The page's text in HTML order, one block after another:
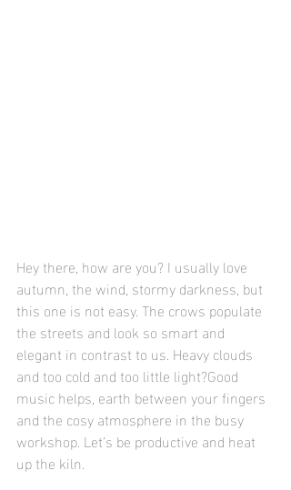
Hey there, how are you? I usually love
autumn, the wind, stormy darkness, but
this one is not easy. The crows populate
the streets and look so smart and
elegant in contrast to us. Heavy clouds
and too cold and too little light?Good
music helps, earth between your fingers
and the cosy atmosphere in the busy
workshop. Let’s be productive and heat
up the kiln.